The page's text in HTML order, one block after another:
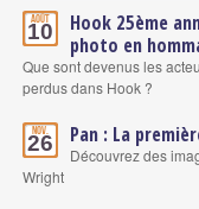
Août
10
Hook 25ème
photo en
Que sont devenus les
perdus dans Hook ?
Nov.
26 Pan : La
Découvrez des
Wright